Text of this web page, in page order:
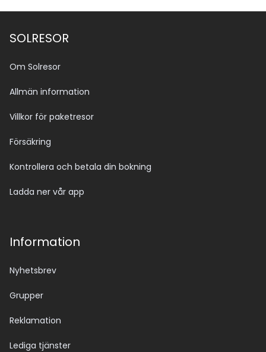
SOLRESOR
Om Solresor
Allmän information
Villkor för paketresor
Försäkring
Kontrollera och betala din bokning
Ladda ner vår app
Information
Nyhetsbrev
Grupper
Reklamation
Lediga tjänster